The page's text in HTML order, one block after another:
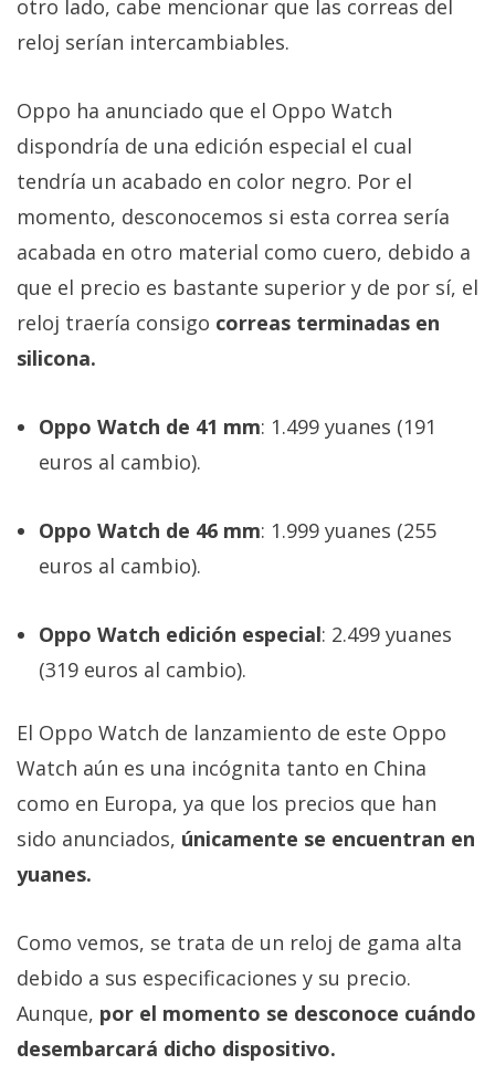
otro lado, cabe mencionar que las correas del
reloj serían intercambiables.
Oppo ha anunciado que el Oppo Watch
dispondría de una edición especial el cual
tendría un acabado en color negro. Por el
momento, desconocemos si esta correa sería
acabada en otro material como cuero, debido a
que el precio es bastante superior y de por sí, el
reloj traería consigo correas terminadas en
silicona.
Oppo Watch de 41 mm: 1.499 yuanes (191
euros al cambio).
Oppo Watch de 46 mm: 1.999 yuanes (255
euros al cambio).
Oppo Watch edición especial: 2.499 yuanes
(319 euros al cambio).
El Oppo Watch de lanzamiento de este Oppo
Watch aún es una incógnita tanto en China
como en Europa, ya que los precios que han
sido anunciados, únicamente se encuentran en
yuanes.
Como vemos, se trata de un reloj de gama alta
debido a sus especificaciones y su precio.
Aunque, por el momento se desconoce cuándo
desembarcará dicho dispositivo.